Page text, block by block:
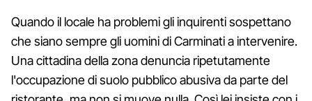
Quando il locale ha problemi gli inquirenti sospettano
che siano sempre gli uomini di Carminati a intervenire.
Una cittadina della zona denuncia ripetutamente
l'occupazione di suolo pubblico abusiva da parte del